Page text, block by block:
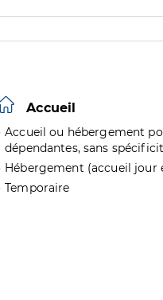
Accueil
Accueil ou hébergement
dépendantes, sans
Hébergement (accueil jour
Temporaire